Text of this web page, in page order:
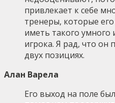
привлекает к себе
тренеры, которые
иметь такого умного
игрока. Я рад, что он
двух позициях.
Алан Варела
Его выход на поле